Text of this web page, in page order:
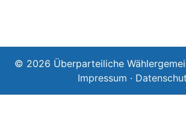
© 2026 Überparteiliche
Impressum ·